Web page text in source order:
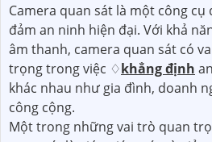
Camera quan sát là một công
đảm an ninh hiện đại. Với khả
âm thanh, camera quan sát có
trọng trong việc ♢khẳng định
khác nhau như gia đình, doanh
công cộng.
Một trong những vai trò quan